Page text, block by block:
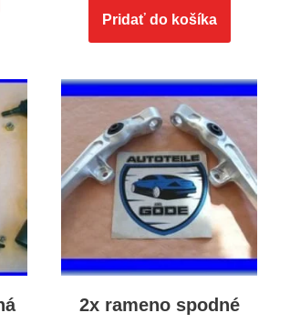
Pridať do košíka
2x rameno spodné